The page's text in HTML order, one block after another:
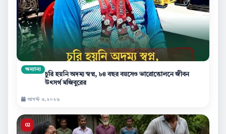
অন্যান্য
চুরি হয়নি অদম্য স্বপ্ন, ৮৪ বছর বয়সেও ভারোত্তোলনে জীবন
উৎসর্গ মজিবুরের
আগস্ট ৩,২০২৬